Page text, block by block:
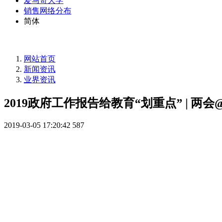
销售网络分布
简体
网站首页
新闻资讯
业界资讯
2019政府工作报告给教育“划重点” | 两会
2019-03-05 17:20:42 587